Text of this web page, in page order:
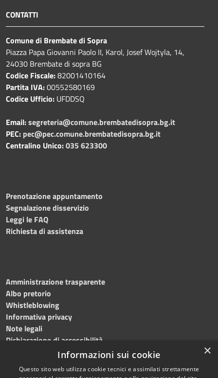
CONTATTI
Comune di Brembate di Sopra
Piazza Papa Giovanni Paolo II, Karol, Josef Wojtyla, 14,
24030 Brembate di sopra BG
Codice Fiscale:82001410164
Partita IVA:00552580169
Codice Ufficio: UFDDSQ
Email:segreteria@comune.brembatedisopra.bg.it
PEC: pec@pec.comune.brembatedisopra.bg.it
Centralino Unico:035 623300
Prenotazione appuntamento
Segnalazione disservizio
Leggi le FAQ
Richiesta di assistenza
Amministrazione trasparente
Albo pretorio
Whistleblowing
Informativa privacy
Note legali
Dichiarazione di accessibilità
×
Informazioni sui cookie
Questo sito web utilizza cookie tecnici e assimilati strettamente